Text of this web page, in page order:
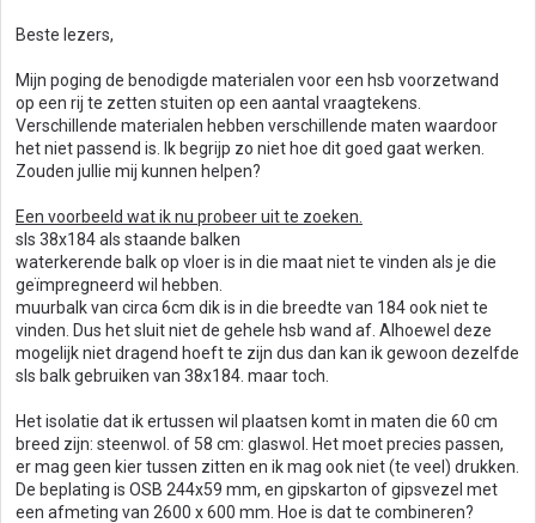
Beste lezers,
Mijn poging de benodigde materialen voor een hsb voorzetwand
op een rij te zetten stuiten op een aantal vraagtekens.
Verschillende materialen hebben verschillende maten waardoor
het niet passend is. Ik begrijp zo niet hoe dit goed gaat werken.
Zouden jullie mij kunnen helpen?
Een voorbeeld wat ik nu probeer uit te zoeken.
sls 38x184 als staande balken
waterkerende balk op vloer is in die maat niet te vinden als je die
geïmpregneerd wil hebben.
muurbalk van circa 6cm dik is in die breedte van 184 ook niet te
vinden. Dus het sluit niet de gehele hsb wand af. Alhoewel deze
mogelijk niet dragend hoeft te zijn dus dan kan ik gewoon dezelfde
sls balk gebruiken van 38x184. maar toch.
Het isolatie dat ik ertussen wil plaatsen komt in maten die 60 cm
breed zijn: steenwol. of 58 cm: glaswol. Het moet precies passen,
er mag geen kier tussen zitten en ik mag ook niet (te veel) drukken.
De beplating is OSB 244x59 mm, en gipskarton of gipsvezel met
een afmeting van 2600 x 600 mm. Hoe is dat te combineren?